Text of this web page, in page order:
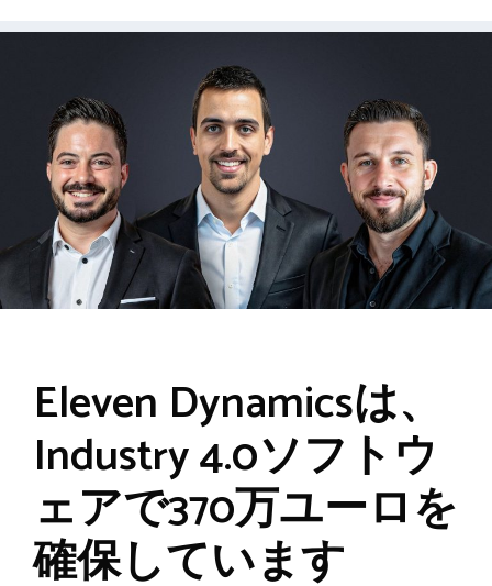
Eleven Dynamicsは、
Industry 4.0ソフトウ
ェアで370万ユーロを
確保しています